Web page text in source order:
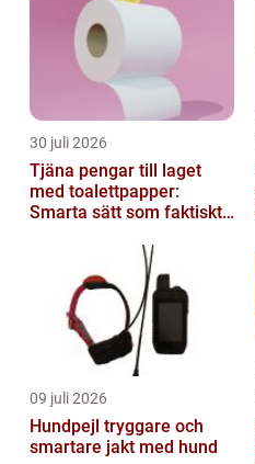
30 juli 2026
Tjäna pengar till laget
med toalettpapper:
Smarta sätt som faktiskt
09 juli 2026
Hundpejl tryggare och
smartare jakt med hund